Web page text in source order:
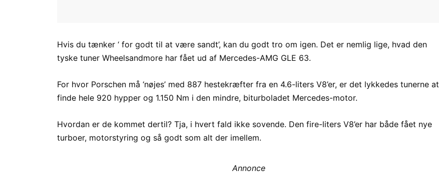
Hvis du tænker ‘ for godt til at være sandt’, kan du godt tro om igen. Det er nemlig lige, hvad den
tyske tuner Wheelsandmore har fået ud af Mercedes-AMG GLE 63.
For hvor Porschen må ‘nøjes’ med 887 hestekræfter fra en 4.6-liters V8’er, er det lykkedes tunerne at
finde hele 920 hypper og 1.150 Nm i den mindre, biturboladet Mercedes-motor.
Hvordan er de kommet dertil? Tja, i hvert fald ikke sovende. Den fire-liters V8’er har både fået nye
turboer, motorstyring og så godt som alt der imellem.
Annonce